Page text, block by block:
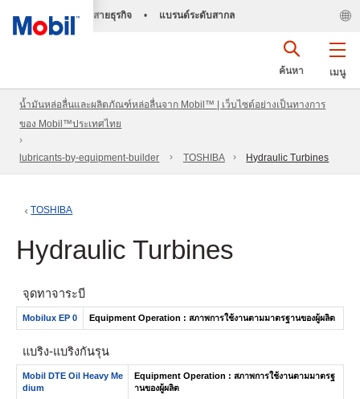
สายธุรกิจ • แบรนด์ระดับสากล
เมนู
ค้นหา
น้ำมันหล่อลื่นและผลิตภัณฑ์หล่อลื่นจาก Mobil™ | เว็บไซต์อย่างเป็นทางการ
ของ Mobil™ประเทศไทย
lubricants-by-equipment-builder TOSHIBA Hydraulic Turbines
TOSHIBA
Hydraulic Turbines
จุดทาจาระบี
Mobilux EP 0 Equipment Operation : สภาพการใช้งานตามมาตรฐานของผู้ผลิต
แบริ่ง- แบริ่งกันรุน
Mobil DTE Oil Heavy Me
dium
Equipment Operation : สภาพการใช้งานตามมาตรฐ
านของผู้ผลิต